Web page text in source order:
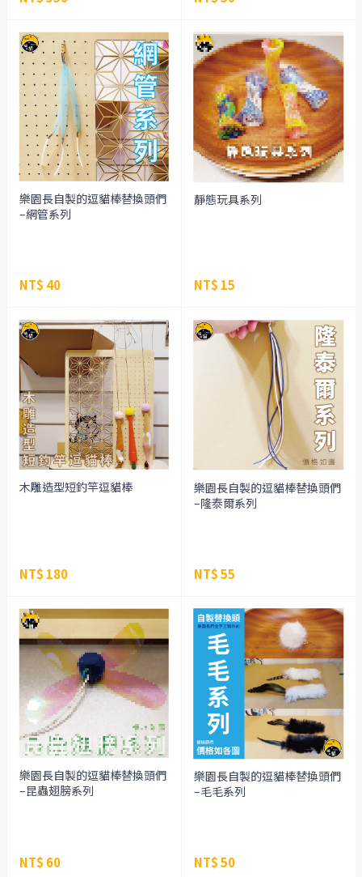
樂園長自製的逗貓棒替換頭們
–網管系列
NT$ 40
靜態玩具系列
NT$ 15
木雕造型短釣竿逗貓棒
NT$ 180
樂園長自製的逗貓棒替換頭們
–隆泰爾系列
NT$ 55
樂園長自製的逗貓棒替換頭們
–昆蟲翅膀系列
NT$ 60
樂園長自製的逗貓棒替換頭們
–毛毛系列
NT$ 50